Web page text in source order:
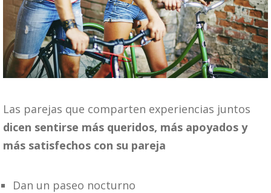
Las parejas que comparten experiencias juntos
dicen sentirse más queridos, más apoyados y
más satisfechos con su pareja
Dan un paseo nocturno